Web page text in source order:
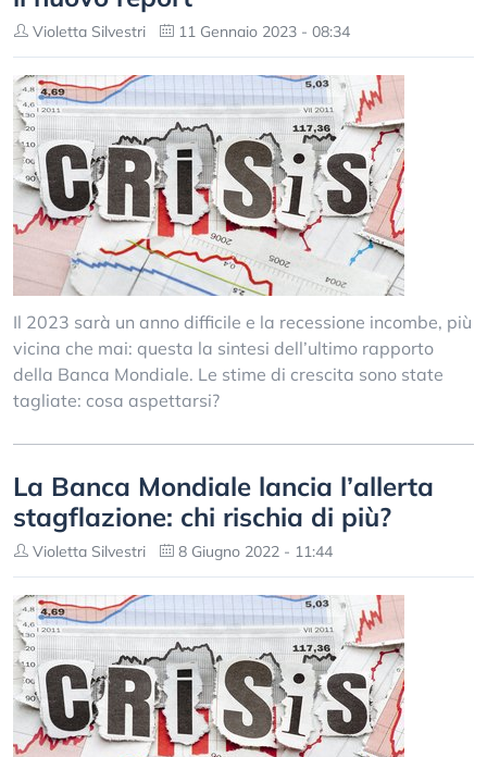
Violetta Silvestri 11 Gennaio 2023 - 08:34
Il 2023 sarà un anno difficile e la recessione incombe, più
vicina che mai: questa la sintesi dell’ultimo rapporto
della Banca Mondiale. Le stime di crescita sono state
tagliate: cosa aspettarsi?
La Banca Mondiale lancia l’allerta
stagflazione: chi rischia di più?
Violetta Silvestri 8 Giugno 2022 - 11:44